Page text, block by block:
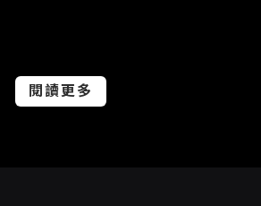
體Arditti、Cleveland、
之成員，也曾與著名作曲
閱讀更多